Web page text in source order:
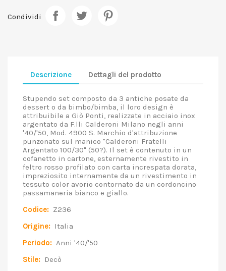
Condividi
Descrizione Dettagli del prodotto
Stupendo set composto da 3 antiche posate da
dessert o da bimbo/bimba, il loro design è
attribuibile a Giò Ponti, realizzate in acciaio inox
argentato da F.lli Calderoni Milano negli anni
'40/'50, Mod. 4900 S. Marchio d'attribuzione
punzonato sul manico "Calderoni Fratelli
Argentato 100/30" (50?). Il set è contenuto in un
cofanetto in cartone, esternamente rivestito in
feltro rosso profilato con carta increspata dorata,
impreziosito internamente da un rivestimento in
tessuto color avorio contornato da un cordoncino
passamaneria bianco e giallo.
Codice: Z236
Origine: Italia
Periodo: Anni '40/'50
Stile: Decò